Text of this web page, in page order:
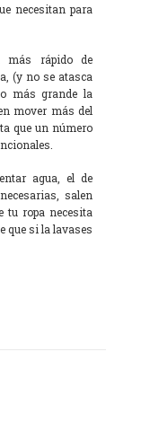
necesitan para
más rápido de
(y no se atasca
más grande la
mover más del
que un número
agua, el de
salen
tu ropa necesita
que si la lavases